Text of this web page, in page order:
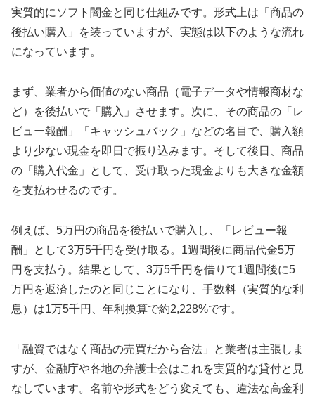
実質的にソフト闇金と同じ仕組みです。形式上は「商品の
後払い購入」を装っていますが、実態は以下のような流れ
になっています。
まず、業者から価値のない商品（電子データや情報商材な
ど）を後払いで「購入」させます。次に、その商品の「レ
ビュー報酬」「キャッシュバック」などの名目で、購入額
より少ない現金を即日で振り込みます。そして後日、商品
の「購入代金」として、受け取った現金よりも大きな金額
を支払わせるのです。
例えば、5万円の商品を後払いで購入し、「レビュー報
酬」として3万5千円を受け取る。1週間後に商品代金5万
円を支払う。結果として、3万5千円を借りて1週間後に5
万円を返済したのと同じことになり、手数料（実質的な利
息）は1万5千円、年利換算で約2,228%です。
「融資ではなく商品の売買だから合法」と業者は主張しま
すが、金融庁や各地の弁護士会はこれを実質的な貸付と見
なしています。名前や形式をどう変えても、違法な高金利